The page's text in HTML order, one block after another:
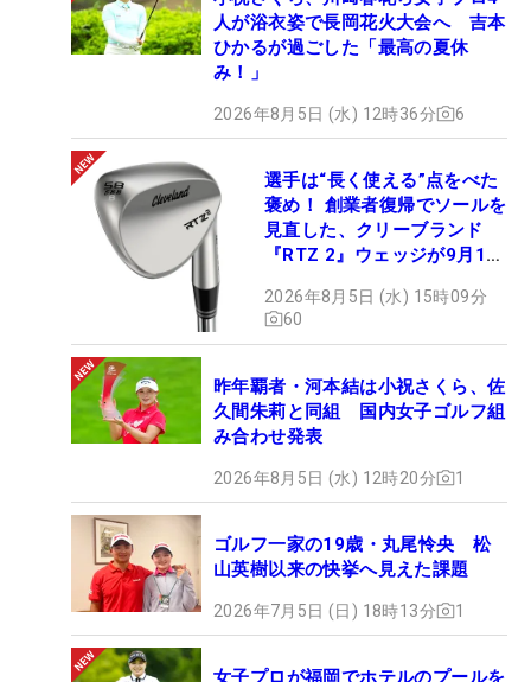
人が浴衣姿で長岡花火大会へ 吉本
ひかるが過ごした「最高の夏休
み！」
2026年8月5日 (水) 12時36分 6
選手は“長く使える”点をべた
褒め！ 創業者復帰でソールを
見直した、クリーブランド
『RTZ 2』ウェッジが9月12
2026年8月5日 (水) 15時09分
60
昨年覇者・河本結は小祝さくら、佐
久間朱莉と同組 国内女子ゴルフ組
み合わせ発表
2026年8月5日 (水) 12時20分 1
ゴルフ一家の19歳・丸尾怜央 松
山英樹以来の快挙へ見えた課題
2026年7月5日 (日) 18時13分 1
女子プロが福岡でホテルのプールを